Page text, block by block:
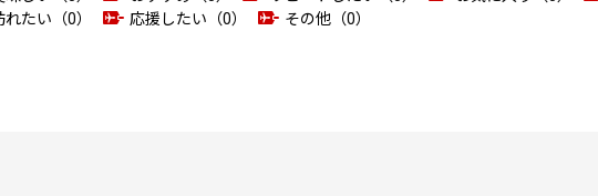
れたい（0）
応援したい（0） その他（0）